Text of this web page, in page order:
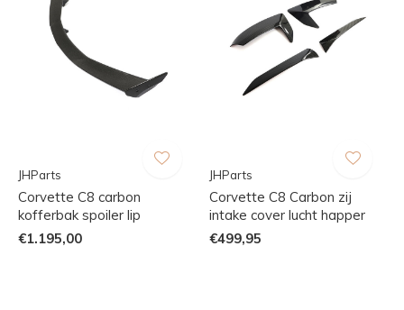
JHParts
Corvette C8 carbon
kofferbak spoiler lip
€1.195,00
JHParts
Corvette C8 Carbon zij
intake cover lucht happer
€499,95